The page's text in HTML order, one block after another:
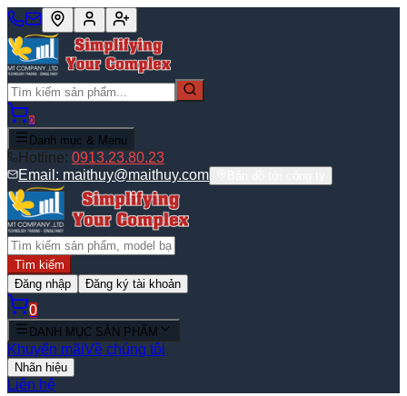
0
Danh mục & Menu
Hotline: 0913.23.80.23
Email: maithuy@maithuy.com
Tìm kiếm
Đăng nhập
Đăng ký tài khoản
0
DANH MỤC SẢN PHẨM
Khuyến mãiVề chúng tôi
Nhãn hiệu
Liên hệ